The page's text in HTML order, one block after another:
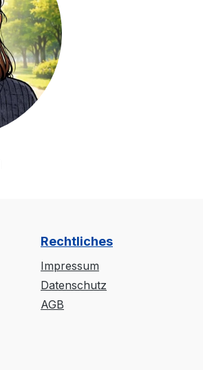
Rechtliches
Impressum
Datenschutz
AGB